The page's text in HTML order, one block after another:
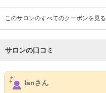
このサロンのすべてのクーポンを見る
サロンの口コミ
サロンPick Up
Ianさん